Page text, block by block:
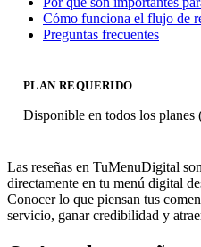
Cómo funciona el flujo de
Preguntas frecuentes
PLAN REQUERIDO
Disponible en todos los planes
Las reseñas en TuMenuDigital
directamente en tu menú digital
Conocer lo que piensan tus
servicio, ganar credibilidad y